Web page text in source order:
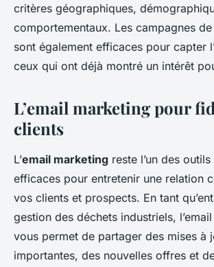
critères géographiques,
comportementaux. Les campagnes
sont également efficaces pour capter
ceux qui ont déjà montré un intérêt
L’email marketing pour
clients
L’email marketing reste l’un des
efficaces pour entretenir une relation
vos clients et prospects. En tant
gestion des déchets industriels,
vous permet de partager des mises à
importantes, des nouvelles offres et